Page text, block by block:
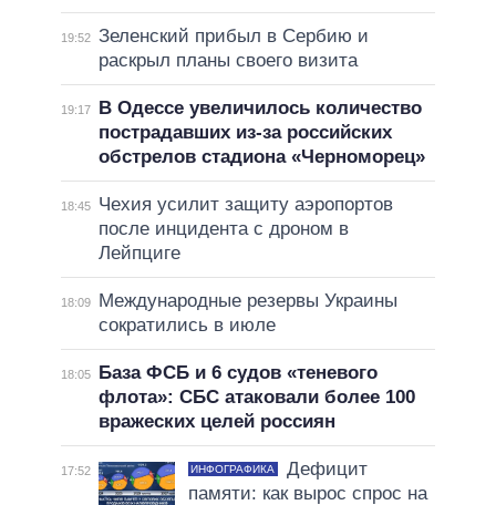
19:52 Зеленский прибыл в Сербию и
раскрыл планы своего визита
19:17
В Одессе увеличилось количество
пострадавших из-за российских
обстрелов стадиона «Черноморец»
18:45
Чехия усилит защиту аэропортов
после инцидента с дроном в
Лейпциге
18:09
Международные резервы Украины
сократились в июле
18:05
База ФСБ и 6 судов «теневого
флота»: СБС атаковали более 100
вражеских целей россиян
17:52 ИНФОГРАФИКА
Дефицит
памяти: как вырос спрос на